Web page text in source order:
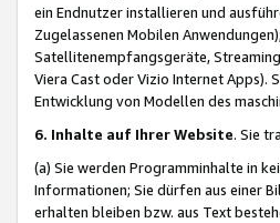
ein Endnutzer installieren und
Zugelassenen Mobilen
Satellitenempfangsgeräte,
Viera Cast oder Vizio Internet Apps).
Entwicklung von Modellen des
6. Inhalte auf Ihrer Website. Sie
(a) Sie werden Programminhalte in
Informationen; Sie dürfen aus einer
erhalten bleiben bzw. aus Text